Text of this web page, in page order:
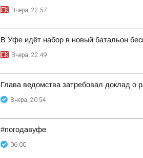
Вчера, 22:57
В Уфе идёт набор в новый батальон
Вчера, 22:49
Глава ведомства затребовал доклад о
Вчера, 20:54
#погодавуфе
06:00